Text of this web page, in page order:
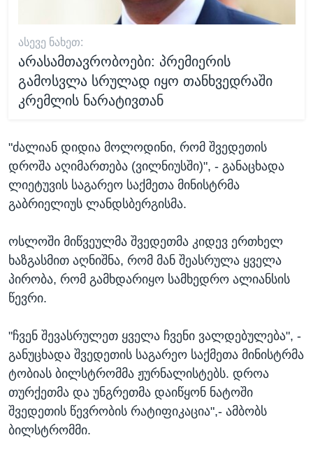
ᲐᲡᲔᲕᲔ ᲜᲐᲮᲔᲗ:
არასამთავრობოები: პრემიერის
გამოსვლა სრულად იყო თანხვედრაში
კრემლის ნარატივთან
"ძალიან დიდია მოლოდინი, რომ შვედეთის
დროშა აღიმართება (ვილნიუსში)", - განაცხადა
ლიეტუვის საგარეო საქმეთა მინისტრმა
გაბრიელიუს ლანდსბერგისმა.
ოსლოში მიწვეულმა შვედეთმა კიდევ ერთხელ
ხაზგასმით აღნიშნა, რომ მან შეასრულა ყველა
პირობა, რომ გამხდარიყო სამხედრო ალიანსის
წევრი.
"ჩვენ შევასრულეთ ყველა ჩვენი ვალდებულება", -
განუცხადა შვედეთის საგარეო საქმეთა მინისტრმა
ტობიას ბილსტრომმა ჟურნალისტებს. დროა
თურქეთმა და უნგრეთმა დაიწყონ ნატოში
შვედეთის წევრობის რატიფიკაცია",- ამბობს
ბილსტრომმი.